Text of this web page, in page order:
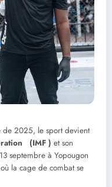
de 2025, le sport devient
(IMF ) et son
septembre à Yopougon
la cage de combat se